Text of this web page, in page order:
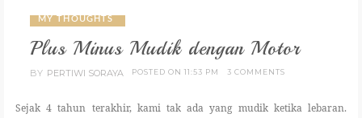
MY THOUGHTS
Plus Minus Mudik dengan Motor
BY PERTIWI SORAYA POSTED ON 11:53 PM 3 COMMENTS
Sejak 4 tahun terakhir, kami tak ada yang mudik ketika lebaran.